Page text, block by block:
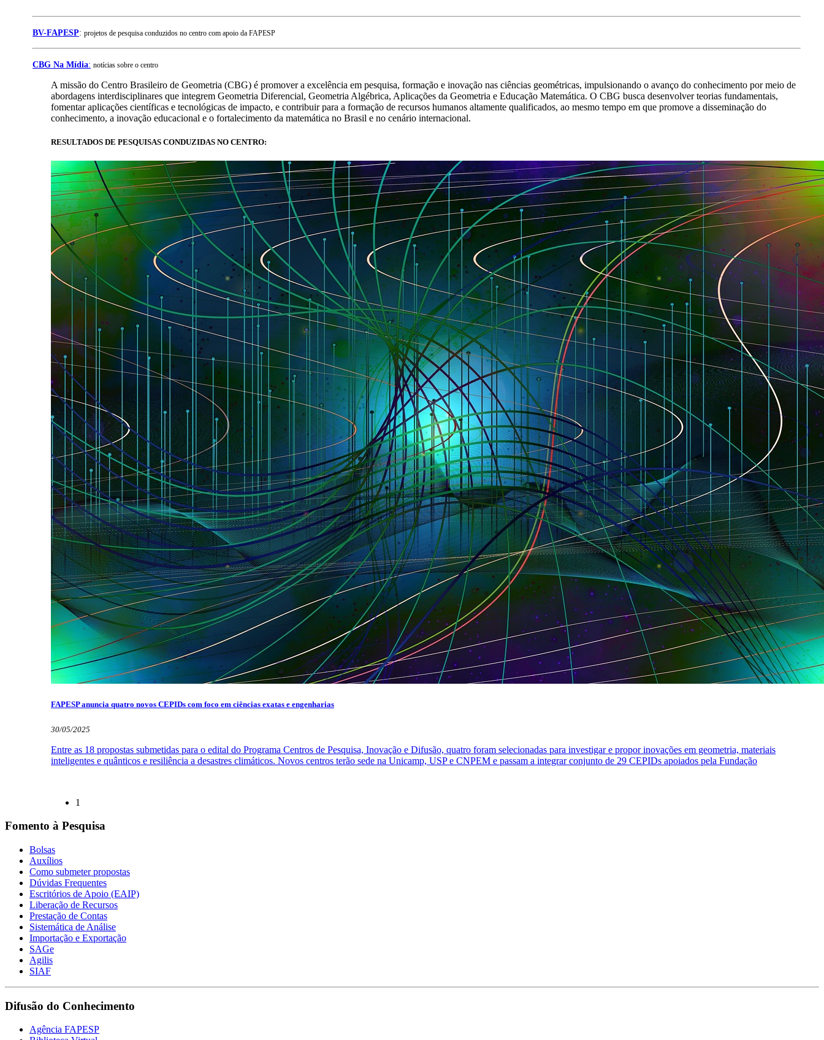
BV-FAPESP: projetos de pesquisa conduzidos no centro com apoio da FAPESP
CBG Na Mídia: notícias sobre o centro
A missão do Centro Brasileiro de Geometria (CBG) é promover a excelência em pesquisa, formação e inovação nas ciências geométricas, impulsionando o avanço do conhecimento por meio de
abordagens interdisciplinares que integrem Geometria Diferencial, Geometria Algébrica, Aplicações da Geometria e Educação Matemática. O CBG busca desenvolver teorias fundamentais,
fomentar aplicações científicas e tecnológicas de impacto, e contribuir para a formação de recursos humanos altamente qualificados, ao mesmo tempo em que promove a disseminação do
conhecimento, a inovação educacional e o fortalecimento da matemática no Brasil e no cenário internacional.
RESULTADOS DE PESQUISAS CONDUZIDAS NO CENTRO:
FAPESP anuncia quatro novos CEPIDs com foco em ciências exatas e engenharias
30/05/2025
Entre as 18 propostas submetidas para o edital do Programa Centros de Pesquisa, Inovação e Difusão, quatro foram selecionadas para investigar e propor inovações em geometria, materiais
inteligentes e quânticos e resiliência a desastres climáticos. Novos centros terão sede na Unicamp, USP e CNPEM e passam a integrar conjunto de 29 CEPIDs apoiados pela Fundação
1
Fomento à Pesquisa
Bolsas
Auxílios
Como submeter propostas
Dúvidas Frequentes
Escritórios de Apoio (EAIP)
Liberação de Recursos
Prestação de Contas
Sistemática de Análise
Importação e Exportação
SAGe
Agilis
SIAF
Difusão do Conhecimento
Agência FAPESP